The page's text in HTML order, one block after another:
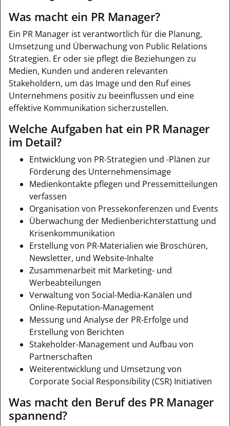
Was macht ein PR Manager?
Ein PR Manager ist verantwortlich für die Planung,
Umsetzung und Überwachung von Public Relations
Strategien. Er oder sie pflegt die Beziehungen zu
Medien, Kunden und anderen relevanten
Stakeholdern, um das Image und den Ruf eines
Unternehmens positiv zu beeinflussen und eine
effektive Kommunikation sicherzustellen.
Welche Aufgaben hat ein PR Manager
im Detail?
Entwicklung von PR-Strategien und -Plänen zur
Förderung des Unternehmensimage
Medienkontakte pflegen und Pressemitteilungen
verfassen
Organisation von Pressekonferenzen und Events
Überwachung der Medienberichterstattung und
Krisenkommunikation
Erstellung von PR-Materialien wie Broschüren,
Newsletter, und Website-Inhalte
Zusammenarbeit mit Marketing- und
Werbeabteilungen
Verwaltung von Social-Media-Kanälen und
Online-Reputation-Management
Messung und Analyse der PR-Erfolge und
Erstellung von Berichten
Stakeholder-Management und Aufbau von
Partnerschaften
Weiterentwicklung und Umsetzung von
Corporate Social Responsibility (CSR) Initiativen
Was macht den Beruf des PR Manager
spannend?